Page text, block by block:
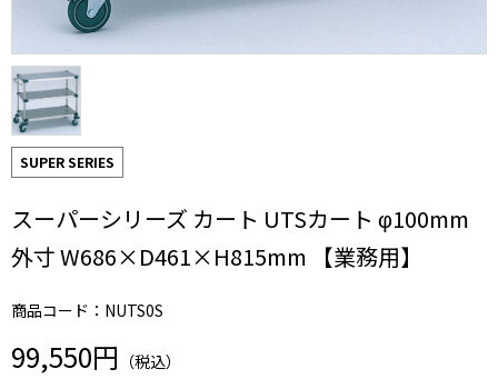
SUPER SERIES
スーパーシリーズ カート UTSカート φ100mm
外寸 W686×D461×H815mm 【業務用】
商品コード：NUTS0S
99,550円 （税込）